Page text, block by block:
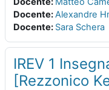
Docente:Alexandre
Docente: Sara Schera
IREV 1
[Rezzonico